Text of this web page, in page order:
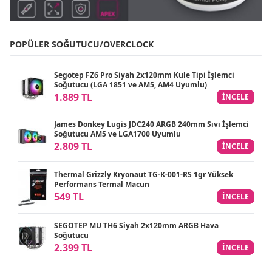
POPÜLER SOĞUTUCU/OVERCLOCK
Segotep FZ6 Pro Siyah 2x120mm Kule Tipi İşlemci
Soğutucu (LGA 1851 ve AM5, AM4 Uyumlu)
1.889 TL INCELE
James Donkey Lugis JDC240 ARGB 240mm Sıvı İşlemci
Soğutucu AM5 ve LGA1700 Uyumlu
2.809 TL INCELE
Thermal Grizzly Kryonaut TG-K-001-RS 1gr Yüksek
Performans Termal Macun
549 TL INCELE
SEGOTEP MU TH6 Siyah 2x120mm ARGB Hava
Soğutucu
2.399 TL INCELE